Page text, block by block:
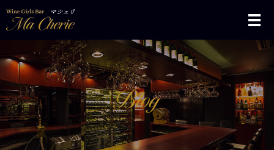
メ